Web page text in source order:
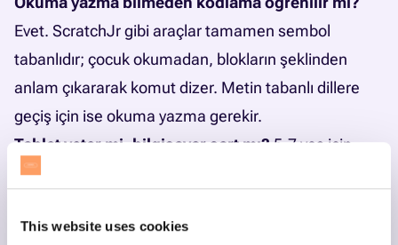
This website uses cookies
Evet. ScratchJr gibi araçlar tamamen sembol
tabanlıdır; çocuk okumadan, blokların şeklinden
anlam çıkararak komut dizer. Metin tabanlı dillere
geçiş için ise okuma yazma gerekir.
Tablet yeter mi, bilgisayar şart mı?5-7 yaş için
tablet yeterlidir. 7 yaş ve sonrasında Scratch ve üzeri
dersleri için temel bir bilgisayar ve internet bağlantısı